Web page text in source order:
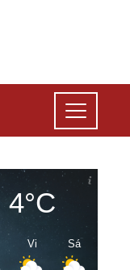
4°C
Vi Sá